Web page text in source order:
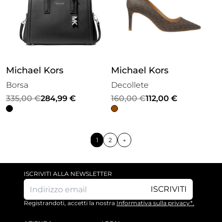
Michael Kors
Borsa
335,00€
Il
prezzo
284,99 €
Il
prezzo
Michael Kors
Decollete
160,00€
Il
prezzo
era:
112,00 €
Il
prezzo
è:
1 2 →
ISCRIVITI ALLA NEWSLETTER
ISCRIVITI
Registrandoti, accetti la nostra Informativa sulla privacy*.